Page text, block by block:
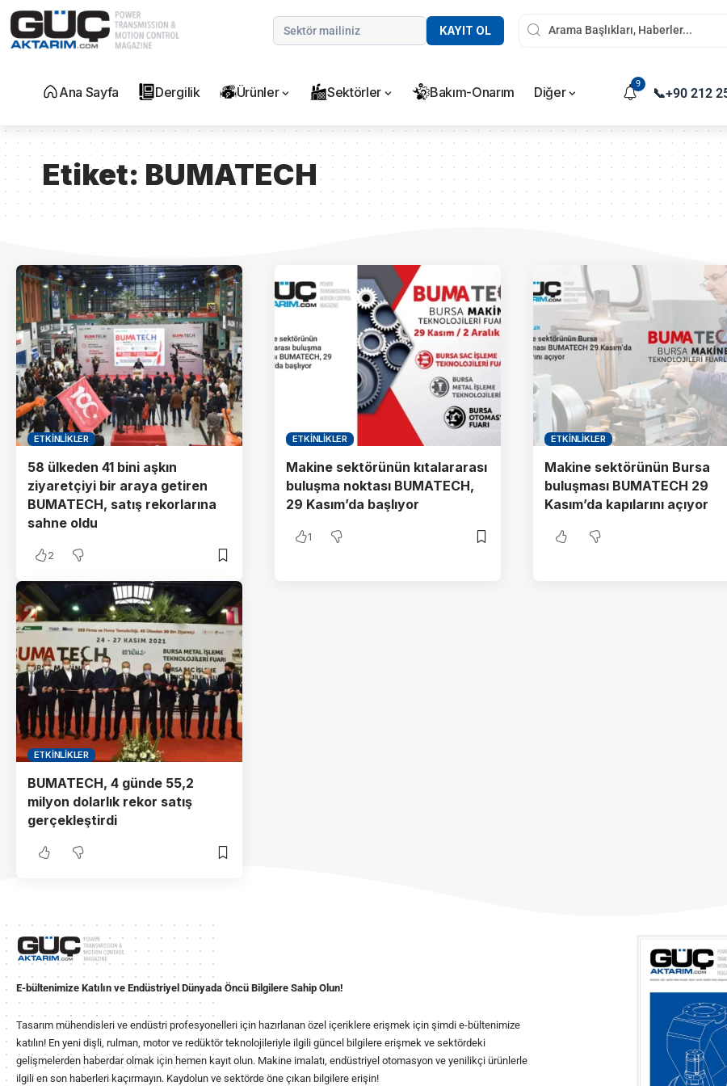
KAYIT OL
Ana Sayfa Dergilik Ürünler Sektörler Bakım-Onarım Diğer
9
📞+90 212
Etiket:BUMATECH
ETKINLIKLER
58 ülkeden 41 bini aşkın
ziyaretçiyi bir araya getiren
BUMATECH, satış rekorlarına
sahne oldu
2
ETKINLIKLER
Makine sektörünün kıtalararası
buluşma noktası BUMATECH,
29 Kasım’da başlıyor
1
ETKINLIKLER
Makine sektörünün Bursa
buluşması BUMATECH 29
Kasım’da kapılarını açıyor
ETKINLIKLER
BUMATECH, 4 günde 55,2
milyon dolarlık rekor satış
gerçekleştirdi
E-bültenimize Katılın ve Endüstriyel Dünyada Öncü Bilgilere Sahip Olun!
Tasarım mühendisleri ve endüstri profesyonelleri için hazırlanan özel içeriklere erişmek için şimdi e-bültenimize
katılın! En yeni dişli, rulman, motor ve redüktör teknolojileriyle ilgili güncel bilgilere erişmek ve sektördeki
gelişmelerden haberdar olmak için hemen kayıt olun. Makine imalatı, endüstriyel otomasyon ve yenilikçi ürünlerle
ilgili en son haberleri kaçırmayın. Kaydolun ve sektörde öne çıkan bilgilere erişin!